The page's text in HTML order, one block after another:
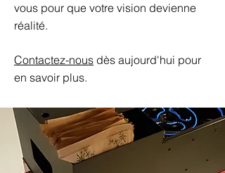
vous pour que votre vision devienne
réalité.
Contactez-nous dès aujourd'hui pour
en savoir plus.